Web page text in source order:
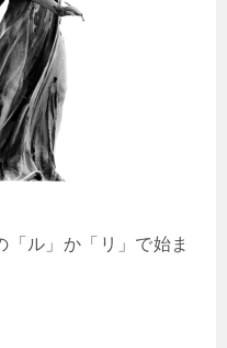
ル」か「リ」で始ま